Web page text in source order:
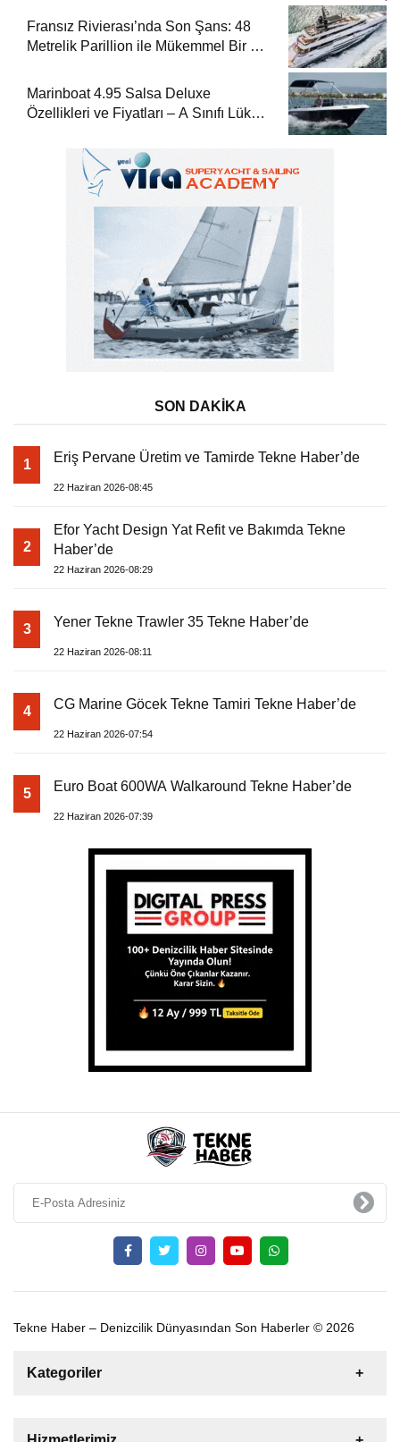
Fransız Rivierası’nda Son Şans: 48
Metrelik Parillion ile Mükemmel Bir Yat
Marinboat 4.95 Salsa Deluxe
Özellikleri ve Fiyatları – A Sınıfı Lüks
SON DAKİKA
1 Eriş Pervane Üretim ve Tamirde Tekne Haber’de
22 Haziran 2026-08:45
2
Efor Yacht Design Yat Refit ve Bakımda Tekne
Haber’de
22 Haziran 2026-08:29
3 Yener Tekne Trawler 35 Tekne Haber’de
22 Haziran 2026-08:11
4 CG Marine Göcek Tekne Tamiri Tekne Haber’de
22 Haziran 2026-07:54
5 Euro Boat 600WA Walkaround Tekne Haber’de
22 Haziran 2026-07:39
Tekne Haber – Denizcilik Dünyasından Son Haberler © 2026
Kategoriler
Tekne